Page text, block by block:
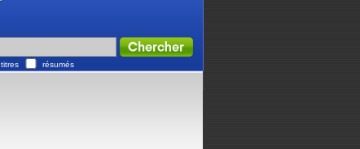
titres résumés